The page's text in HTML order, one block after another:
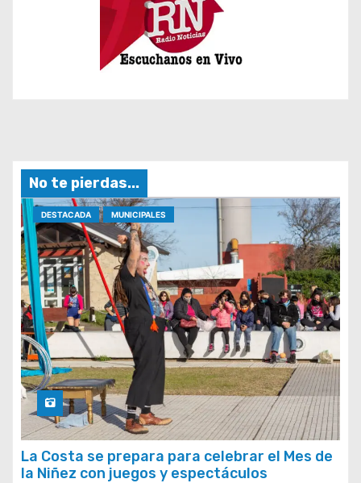
No te pierdas...
DESTACADA MUNICIPALES
La Costa se prepara para celebrar el Mes de
la Niñez con juegos y espectáculos